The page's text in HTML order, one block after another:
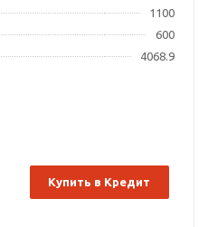
1100
600
4068.9
Купить в Кредит